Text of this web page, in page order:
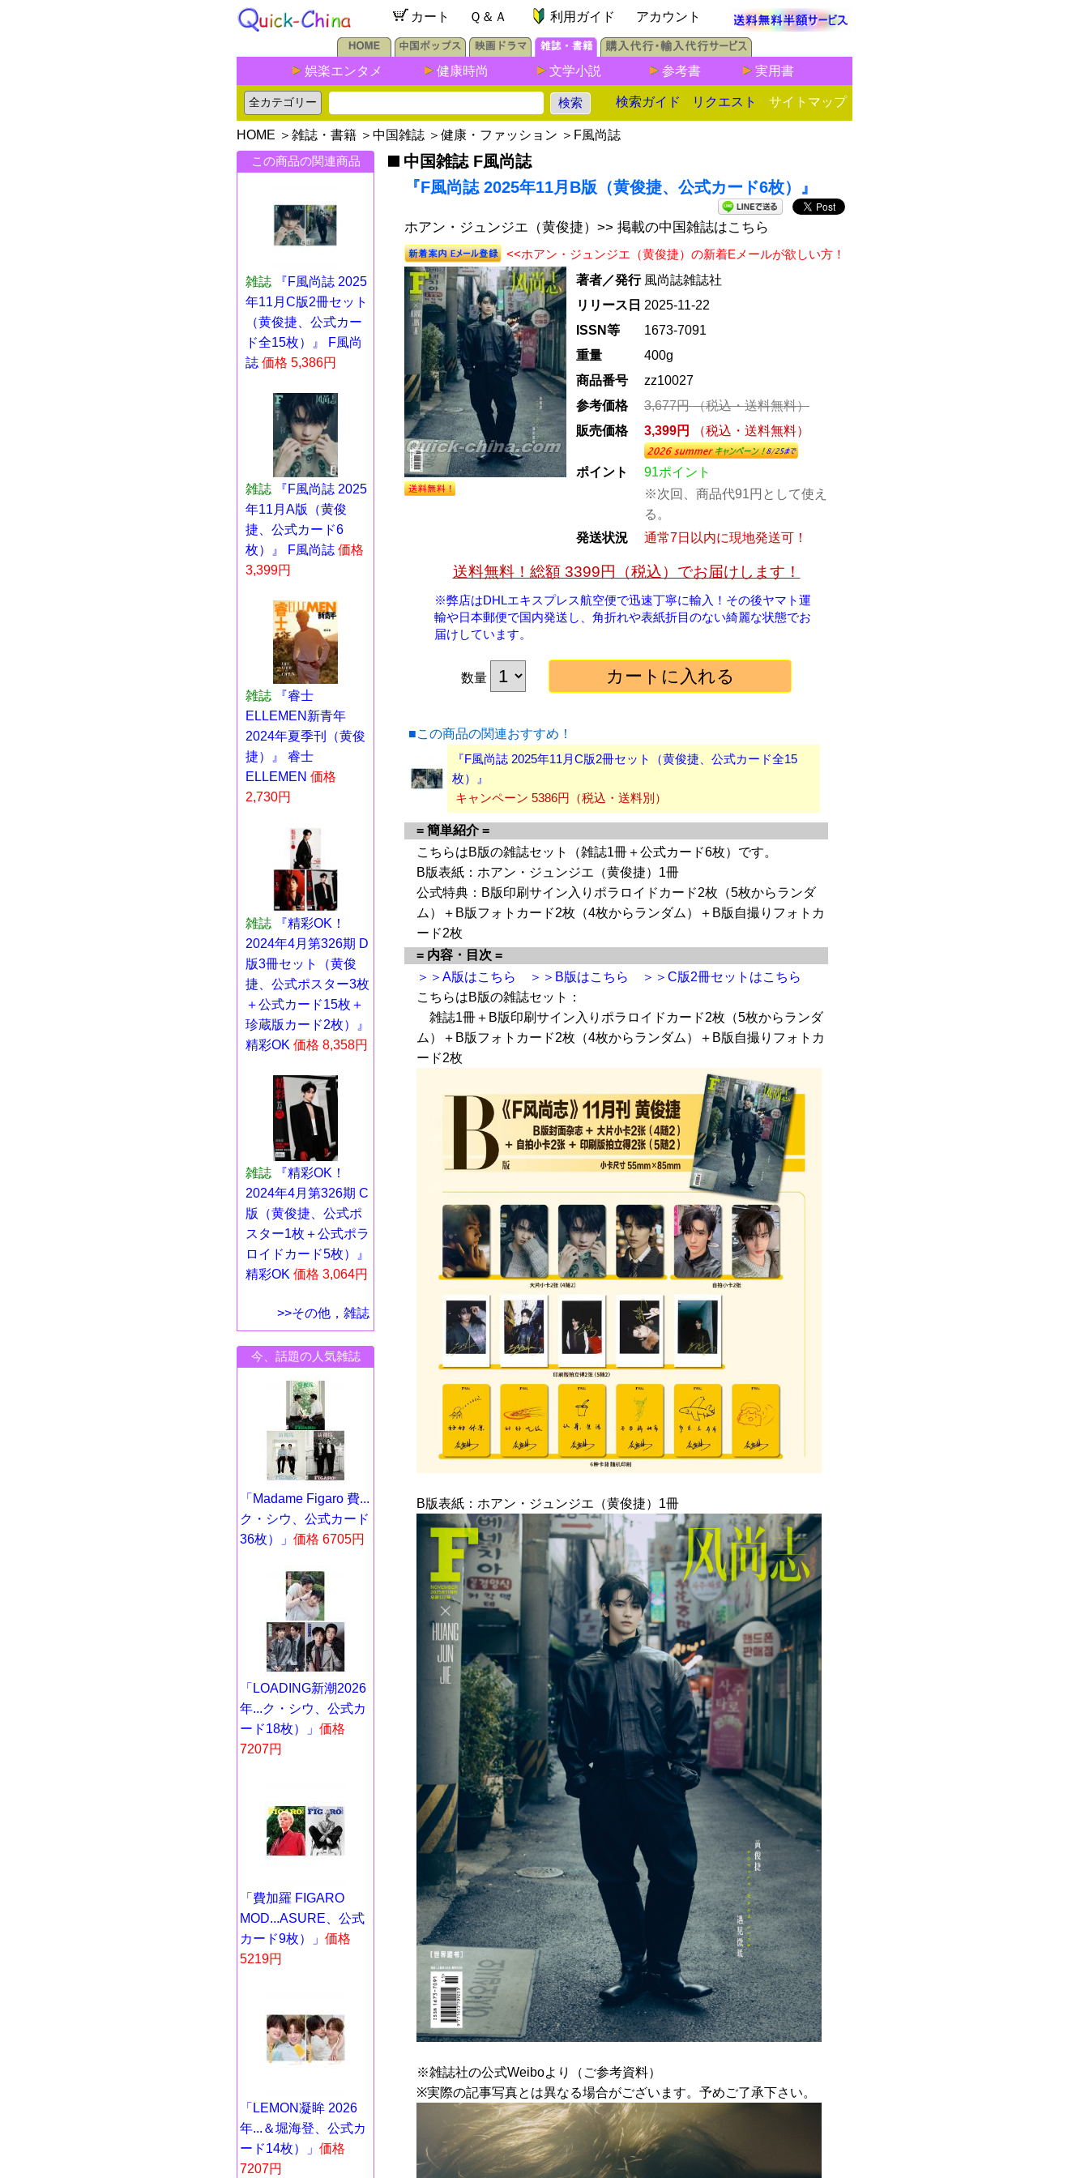
カート Ｑ＆Ａ 利用ガイド アカウント
娯楽エンタメ 健康時尚 文学小説 参考書 実用書
検索ガイド リクエスト サイトマップ
HOME ＞ 雑誌・書籍 ＞ 中国雑誌 ＞ 健康・ファッション ＞ F風尚誌
この商品の関連商品
雑誌
『F風尚誌 2025
年11月C版2冊セット
（黄俊捷、公式カー
ド全15枚）』 F風尚
誌 価格 5,386円
雑誌
『F風尚誌 2025
年11月A版（黄俊
捷、公式カード6
枚）』 F風尚誌 価格
3,399円
雑誌
『睿士
ELLEMEN新青年
2024年夏季刊（黄俊
捷）』 睿士
ELLEMEN 価格
2,730円
雑誌
『精彩OK！
2024年4月第326期 D
版3冊セット（黄俊
捷、公式ポスター3枚
＋公式カード15枚＋
珍蔵版カード2枚）』
精彩OK 価格 8,358円
雑誌
『精彩OK！
2024年4月第326期 C
版（黄俊捷、公式ポ
スター1枚＋公式ポラ
ロイドカード5枚）』
精彩OK 価格 3,064円
>>その他，雑誌
今、話題の人気雑誌
「Madame Figaro 費...
ク・シウ、公式カード
36枚）」 価格 6705円
「LOADING新潮2026
年...ク・シウ、公式カ
ード18枚）」 価格
7207円
「費加羅 FIGARO
MOD...ASURE、公式
カード9枚）」 価格
5219円
「LEMON凝眸 2026
年...＆堀海登、公式カ
ード14枚）」 価格
7207円
中国雑誌 F風尚誌
『F風尚誌 2025年11月B版（黄俊捷、公式カード6枚）』
ホアン・ジュンジエ（黄俊捷）>> 掲載の中国雑誌はこちら
<<ホアン・ジュンジエ（黄俊捷）の新着Eメールが欲しい方！
著者／発行 風尚誌雑誌社
リリース日 2025-11-22
ISSN等
1673-7091
重量
400g
商品番号
zz10027
参考価格
3,677円（税込・送料無料）
販売価格
3,399円 （税込・送料無料）
ポイント
91ポイント
※次回、商品代91円として使え
る。
発送状況
通常7日以内に現地発送可！
送料無料！総額 3399円（税込）でお届けします！
※弊店はDHLエキスプレス航空便で迅速丁寧に輸入！その後ヤマト運
輸や日本郵便で国内発送し、角折れや表紙折目のない綺麗な状態でお
届けしています。
数量
■この商品の関連おすすめ！
『F風尚誌 2025年11月C版2冊セット（黄俊捷、公式カード全15
枚）』
キャンペーン 5386円（税込・送料別）
= 簡単紹介 =
こちらはB版の雑誌セット（雑誌1冊＋公式カード6枚）です。
B版表紙：ホアン・ジュンジエ（黄俊捷）1冊
公式特典：B版印刷サイン入りポラロイドカード2枚（5枚からランダ
ム）＋B版フォトカード2枚（4枚からランダム）＋B版自撮りフォトカ
ード2枚
= 内容・目次 =
＞＞A版はこちら
＞＞B版はこちら
＞＞C版2冊セットはこちら
こちらはB版の雑誌セット：
雑誌1冊＋B版印刷サイン入りポラロイドカード2枚（5枚からランダ
ム）＋B版フォトカード2枚（4枚からランダム）＋B版自撮りフォトカ
ード2枚
B版表紙：ホアン・ジュンジエ（黄俊捷）1冊
※雑誌社の公式Weiboより（ご参考資料）
※実際の記事写真とは異なる場合がございます。予めご了承下さい。